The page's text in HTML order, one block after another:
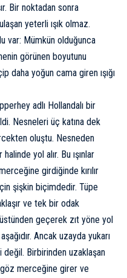
Bir noktadan sonra
yeterli ışık olmaz.
var: Mümkün olduğunca
görünen boyutunu
daha yoğun cama giren ışığı
adlı Hollandalı bir
Nesneleri üç katına dek
oluştu. Nesneden
halinde yol alır. Bu ışınlar
girdiğinde kırılır
şişkin biçimdedir. Tüpe
ve tek bir odak
geçerek zıt yöne yol
Ancak uzayda yukarı
değil. Birbirinden uzaklaşan
göz merceğine girer ve